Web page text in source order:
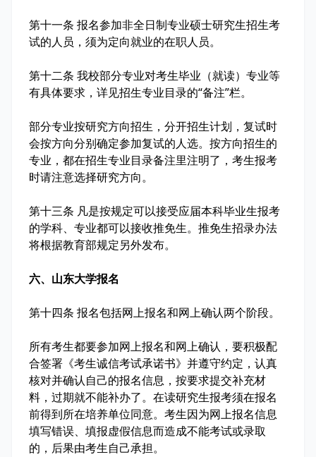
第十一条 报名参加非全日制专业硕士研究生招生考
试的人员，须为定向就业的在职人员。
第十二条 我校部分专业对考生毕业（就读）专业等
有具体要求，详见招生专业目录的“备注”栏。
部分专业按研究方向招生，分开招生计划，复试时
会按方向分别确定参加复试的人选。按方向招生的
专业，都在招生专业目录备注里注明了，考生报考
时请注意选择研究方向。
第十三条 凡是按规定可以接受应届本科毕业生报考
的学科、专业都可以接收推免生。推免生招录办法
将根据教育部规定另外发布。
六、山东大学报名
第十四条 报名包括网上报名和网上确认两个阶段。
所有考生都要参加网上报名和网上确认，要积极配
合签署《考生诚信考试承诺书》并遵守约定，认真
核对并确认自己的报名信息，按要求提交补充材
料，过期就不能补办了。在读研究生报考须在报名
前得到所在培养单位同意。考生因为网上报名信息
填写错误、填报虚假信息而造成不能考试或录取
的，后果由考生自己承担。